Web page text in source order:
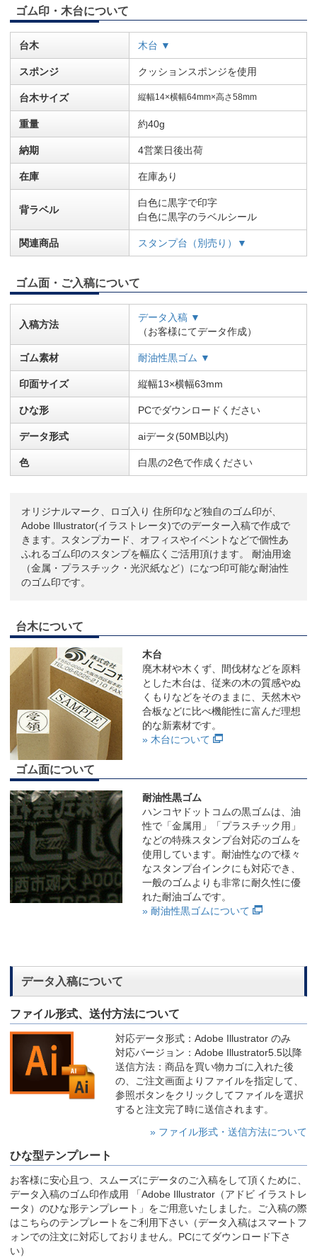
ゴム印・木台について
台木 木台 ▼
スポンジ クッションスポンジを使用
台木サイズ 縦幅14×横幅64mm×高さ58mm
重量 約40g
納期 4営業日後出荷
在庫 在庫あり
背ラベル
白色に黒字で印字
白色に黒字のラベルシール
関連商品 スタンプ台（別売り）▼
ゴム面・ご入稿について
入稿方法
データ入稿 ▼
（お客様にてデータ作成）
ゴム素材 耐油性黒ゴム ▼
印面サイズ 縦幅13×横幅63mm
ひな形 PCでダウンロードください
データ形式 aiデータ(50MB以内)
色 白黒の2色で作成ください
オリジナルマーク、ロゴ入り 住所印など独自のゴム印が、
Adobe Illustrator(イラストレータ)でのデーター入稿で作成で
きます。スタンプカード、オフィスやイベントなどで個性あ
ふれるゴム印のスタンプを幅広くご活用頂けます。 耐油用途
（金属・プラスチック・光沢紙など）になつ印可能な耐油性
のゴム印です。
台木について
木台
廃木材や木くず、間伐材などを原料
とした木台は、従来の木の質感やぬ
くもりなどをそのままに、天然木や
合板などに比べ機能性に富んだ理想
的な新素材です。
» 木台について
ゴム面について
耐油性黒ゴム
ハンコヤドットコムの黒ゴムは、油
性で「金属用」「プラスチック用」
などの特殊スタンプ台対応のゴムを
使用しています。耐油性なので様々
なスタンプ台インクにも対応でき、
一般のゴムよりも非常に耐久性に優
れた耐油ゴムです。
» 耐油性黒ゴムについて
データ入稿について
ファイル形式、送付方法について
対応データ形式：Adobe Illustrator のみ
対応バージョン：Adobe Illustrator5.5以降
送信方法：商品を買い物カゴに入れた後
の、ご注文画面よりファイルを指定して、
参照ボタンをクリックしてファイルを選択
すると注文完了時に送信されます。
» ファイル形式・送信方法について
ひな型テンプレート
お客様に安心且つ、スムーズにデータのご入稿をして頂くために、
データ入稿のゴム印作成用 「Adobe Illustrator（アドビ イラストレ
ータ）のひな形テンプレート」をご用意いたしました。ご入稿の際
はこちらのテンプレートをご利用下さい（データ入稿はスマートフ
ォンでの注文に対応しておりません。PCにてダウンロード下さ
い）